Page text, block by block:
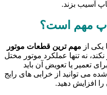
آسیب بزند.
مهم است؟
یکی از مهم ترین قطعات موتور
نه تنها عملکرد موتور مختل
تعمیر یا تعویض آن باید
می توانید از خرابی های رایج
افزایش دهید.